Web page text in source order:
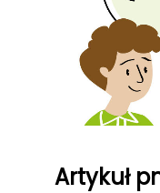
Artykuł